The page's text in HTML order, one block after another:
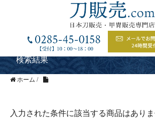
検索結果
ホーム /
入力された条件に該当する商品はあり